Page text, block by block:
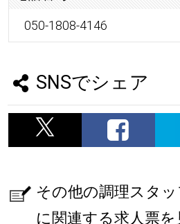
050-1808-4146
SNSでシェア
その他の調理スタ
に関連する求人票を